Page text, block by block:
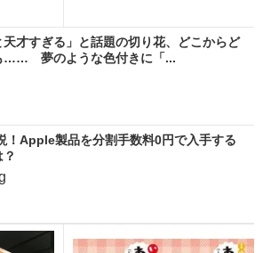
天才すぎる」と話題の切り花、どこからど
…… 夢のような色付きに「...
！Apple製品を分割手数料0円で入手する